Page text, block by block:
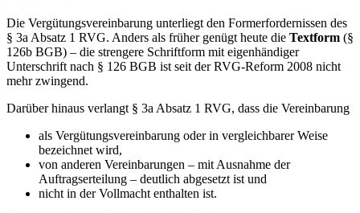
Die Vergütungsvereinbarung unterliegt den Formerfordernissen des
§ 3a Absatz 1 RVG. Anders als früher genügt heute die Textform (§
126b BGB) – die strengere Schriftform mit eigenhändiger
Unterschrift nach § 126 BGB ist seit der RVG-Reform 2008 nicht
mehr zwingend.
Darüber hinaus verlangt § 3a Absatz 1 RVG, dass die Vereinbarung
als Vergütungsvereinbarung oder in vergleichbarer Weise
bezeichnet wird,
von anderen Vereinbarungen – mit Ausnahme der
Auftragserteilung – deutlich abgesetzt ist und
nicht in der Vollmacht enthalten ist.